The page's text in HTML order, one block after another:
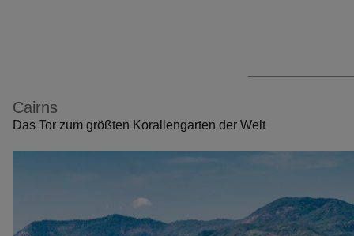
Cairns
Das Tor zum größten Korallengarten der Welt